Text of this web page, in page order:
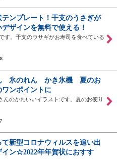
テンプレート！干支のうさぎが
ザインを無料で使える！
す。干支のウサギがお寿司を食べている
氷のれん かき氷機 夏のお
ンポイントに
んのかわいいイラストです。夏のお便り
新型コロナウィルスを追い出
イン☆2022年年賀状におすす